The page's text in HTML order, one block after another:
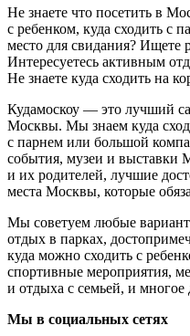
Не знаете что посетить в
с ребенком, куда сходить с
место для свидания? Ищете
Интересуетесь активным
Не знаете куда сходить на
Кудамоскоу — это лучший
Москвы. Мы знаем куда
с парнем или большой
события, музеи и выставки
и их родителей, лучшие
места Москвы, которые
Мы советуем любые
отдых в парках,
куда можно сходить с
спортивные мероприятия,
и отдыха с семьей, и многое
Мы в социальных сетях